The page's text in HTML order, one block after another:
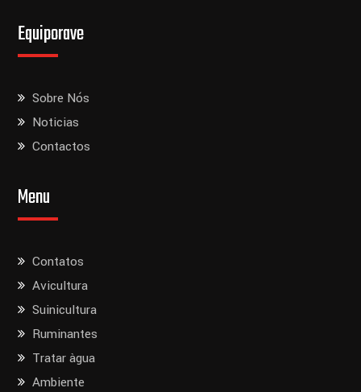
Equiporave
Sobre Nós
Noticias
Contactos
Menu
Contatos
Avicultura
Suinicultura
Ruminantes
Tratar àgua
Ambiente